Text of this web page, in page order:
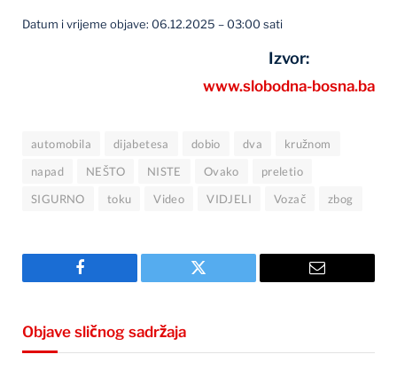
Datum i vrijeme objave: 06.12.2025 – 03:00 sati
Izvor:
www.slobodna-bosna.ba
automobila dijabetesa dobio dva
kružnom
napad
NEŠTO NISTE Ovako
preletio
SIGURNO
toku Video VIDJELI Vozač zbog
Facebook Twitter Email
Objave sličnog sadržaja